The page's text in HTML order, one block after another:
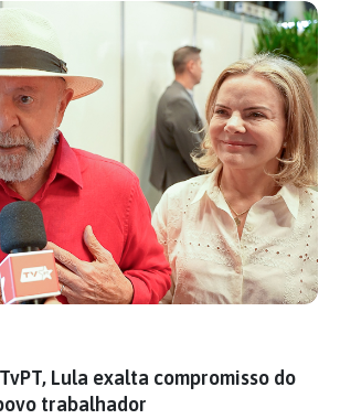
Lula exalta compromisso do
trabalhador